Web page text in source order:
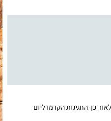
כך החגיגות הקדמו ליום